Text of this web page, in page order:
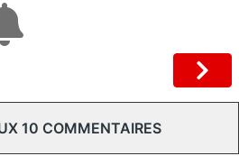
10 COMMENTAIRES